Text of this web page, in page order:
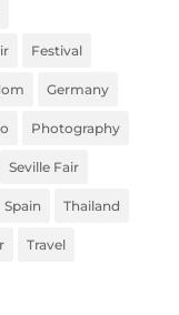
Festival
Germany
Photography
Seville Fair
Spain Thailand
Travel